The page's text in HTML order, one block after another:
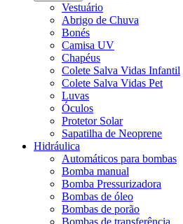
Vestuário
Abrigo de Chuva
Bonés
Camisa UV
Chapéus
Colete Salva Vidas Infantil
Colete Salva Vidas Pet
Luvas
Óculos
Protetor Solar
Sapatilha de Neoprene
Hidráulica
Automáticos para bombas
Bomba manual
Bomba Pressurizadora
Bombas de óleo
Bombas de porão
Bombas de transferência